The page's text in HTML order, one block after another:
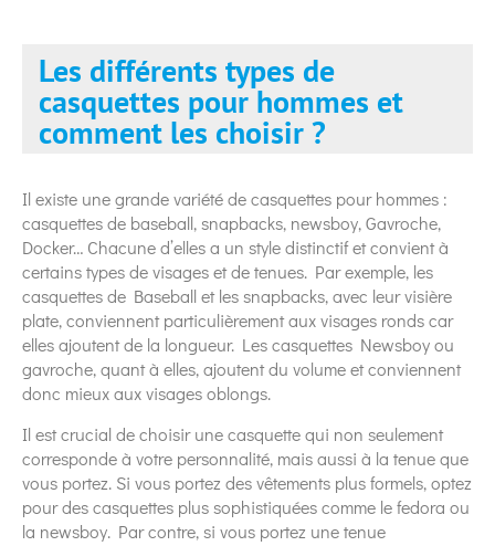
Les différents types de
casquettes pour hommes et
comment les choisir ?
Il existe une grande variété de casquettes pour hommes :
casquettes de baseball, snapbacks, newsboy, Gavroche,
Docker… Chacune d’elles a un style distinctif et convient à
certains types de visages et de tenues. Par exemple, les
casquettes de Baseball et les snapbacks, avec leur visière
plate, conviennent particulièrement aux visages ronds car
elles ajoutent de la longueur. Les casquettes Newsboy ou
gavroche, quant à elles, ajoutent du volume et conviennent
donc mieux aux visages oblongs.
Il est crucial de choisir une casquette qui non seulement
corresponde à votre personnalité, mais aussi à la tenue que
vous portez. Si vous portez des vêtements plus formels, optez
pour des casquettes plus sophistiquées comme le fedora ou
la newsboy. Par contre, si vous portez une tenue